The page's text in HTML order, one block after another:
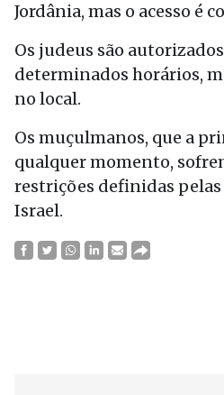
Jordânia, mas o acesso é
Os judeus são
determinados horários,
no local.
Os muçulmanos, que a
qualquer momento,
restrições definidas
Israel.